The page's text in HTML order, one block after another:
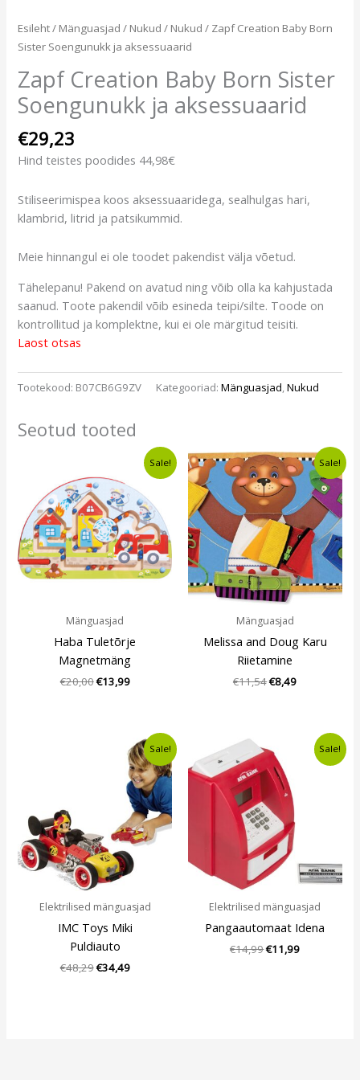
Esileht/ Mänguasjad / Nukud / Nukud / Zapf Creation Baby Born
Sister Soengunukk ja aksessuaarid
Zapf Creation Baby Born Sister
Soengunukk ja aksessuaarid
€29,23
Hind teistes poodides 44,98€
Stiliseerimispea koos aksessuaaridega, sealhulgas hari,
klambrid, litrid ja patsikummid.
Meie hinnangul ei ole toodet pakendist välja võetud.
Tähelepanu! Pakend on avatud ning võib olla ka kahjustada
saanud. Toote pakendil võib esineda teipi/silte. Toode on
kontrollitud ja komplektne, kui ei ole märgitud teisiti.
Laost otsas
Tootekood: B07CB6G9ZV Kategooriad:Mänguasjad,Nukud
Seotud tooted
Sale!
Mänguasjad
Haba Tuletõrje
Magnetmäng
€20,00
oli:
€20,00.
€13,99
Current
price
is:
€13,99.
Sale!
Mänguasjad
Melissa and Doug Karu
Riietamine
€11,54
Algne
hind
oli:
€11,54.
€8,49
Current
price
is:
€8,49.
Sale!
Elektrilised mänguasjad
IMC Toys Miki
Puldiauto
€48,29
€48,29.
€34,49
Current
price
is:
€34,49.
Sale!
Elektrilised mänguasjad
Pangaautomaat Idena
€14,99
hind
oli:
€14,99.
€11,99
Current
price